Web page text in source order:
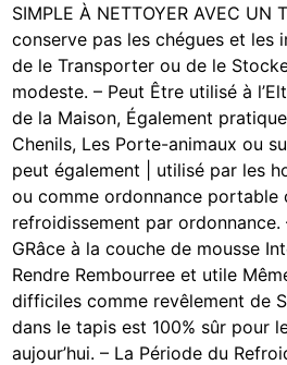
SIMPLE À NETTOYER AVEC UN
conserve pas les chégues et les
de le Transporter ou de le
modeste. – Peut Être utilisé à
de la Maison, Également
Chenils, Les Porte-animaux ou
peut également | utilisé par les
ou comme ordonnance portable
refroidissement par ordonnance.
GRâce à la couche de mousse
Rendre Rembourree et utile
difficiles comme revêlement de
dans le tapis est 100% sûr pour
aujour’hui. – La Période du